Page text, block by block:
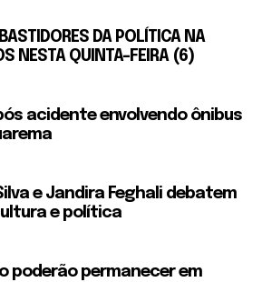
DA POLÍTICA NA
NESTA QUINTA-FEIRA (6)
acidente envolvendo ônibus
e Jandira Feghali debatem
e política
poderão permanecer em